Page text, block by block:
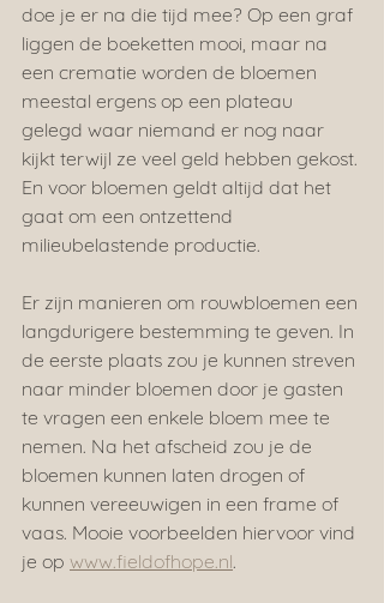
doe je er na die tijd mee? Op een graf
liggen de boeketten mooi, maar na
een crematie worden de bloemen
meestal ergens op een plateau
gelegd waar niemand er nog naar
kijkt terwijl ze veel geld hebben gekost.
En voor bloemen geldt altijd dat het
gaat om een ontzettend
milieubelastende productie.
Er zijn manieren om rouwbloemen een
langdurigere bestemming te geven. In
de eerste plaats zou je kunnen streven
naar minder bloemen door je gasten
te vragen een enkele bloem mee te
nemen. Na het afscheid zou je de
bloemen kunnen laten drogen of
kunnen vereeuwigen in een frame of
vaas. Mooie voorbeelden hiervoor vind
je op www.fieldofhope.nl.